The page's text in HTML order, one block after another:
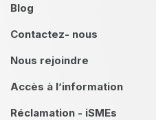
Blog
Contactez- nous
Nous rejoindre
Accès à l’information
Réclamation - iSMEs